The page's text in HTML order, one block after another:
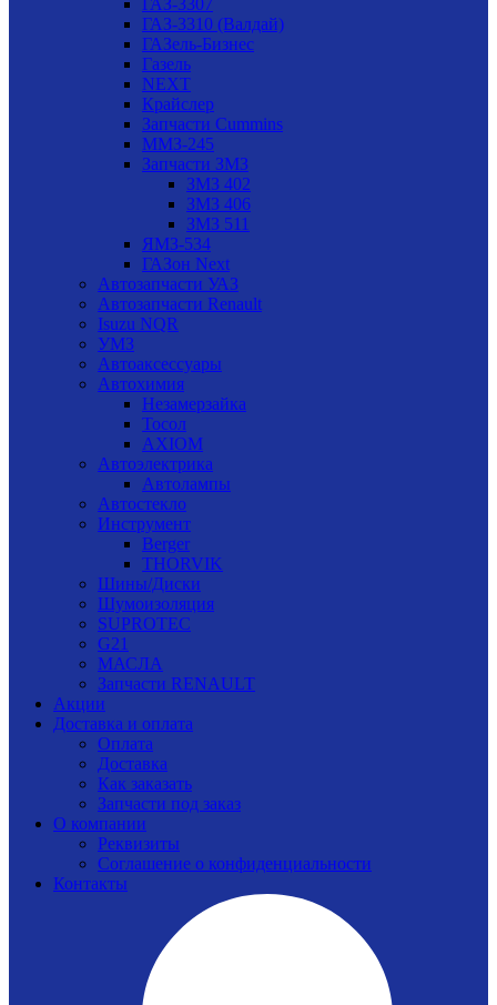
ГАЗ-3307
ГАЗ-3310 (Валдай)
ГАЗель-Бизнес
Газель
NEXT
Крайслер
Запчасти Cummins
ММЗ-245
Запчасти ЗМЗ
ЗМЗ 402
ЗМЗ 406
ЗМЗ 511
ЯМЗ-534
ГАЗон Next
Автозапчасти УАЗ
Автозапчасти Renault
Isuzu NQR
УМЗ
Автоаксессуары
Автохимия
Незамерзайка
Тосол
AXIOM
Автоэлектрика
Автолампы
Автостекло
Инструмент
Berger
THORVIK
Шины/Диски
Шумоизоляция
SUPROTEC
G21
МАСЛА
Запчасти RENAULT
Акции
Доставка и оплата
Оплата
Доставка
Как заказать
Запчасти под заказ
О компании
Реквизиты
Соглашение о конфиденциальности
Контакты